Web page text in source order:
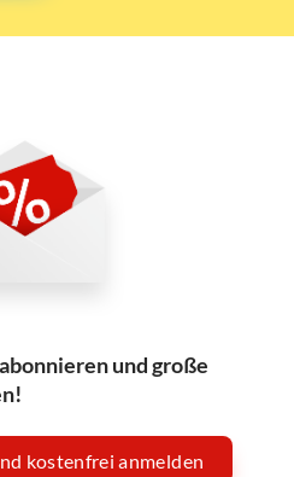
und große
kostenfrei anmelden